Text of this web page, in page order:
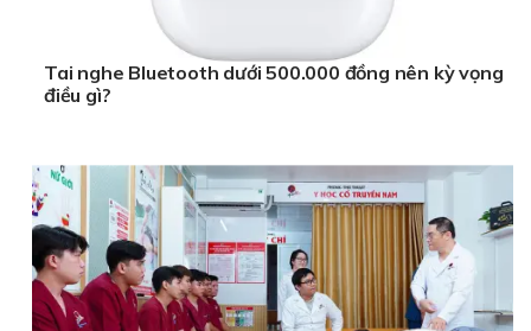
Tai nghe Bluetooth dưới 500.000 đồng nên kỳ vọng
điều gì?